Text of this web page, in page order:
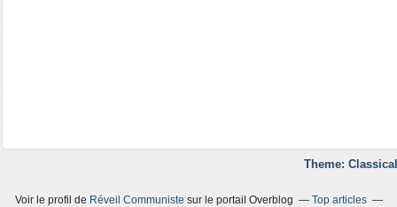
Theme:
Voir le profil de Réveil Communiste sur le portail Overblog
Top articles